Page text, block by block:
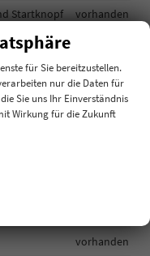
Startknopf
vorhanden
vorhanden
vorhanden
deaktivierbar,
und Rücksitze,
vorhanden
für Sie bereitzustellen.
nur die Daten für
Sie uns Ihr Einverständnis
Wirkung für die Zukunft